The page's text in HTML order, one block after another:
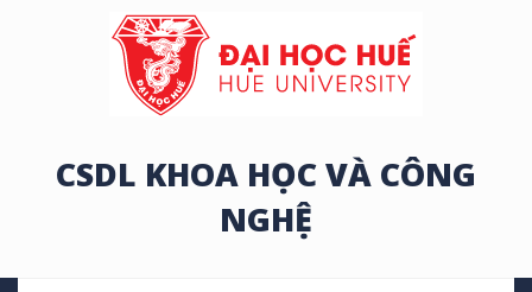
CSDL KHOA HỌC VÀ CÔNG
NGHỆ